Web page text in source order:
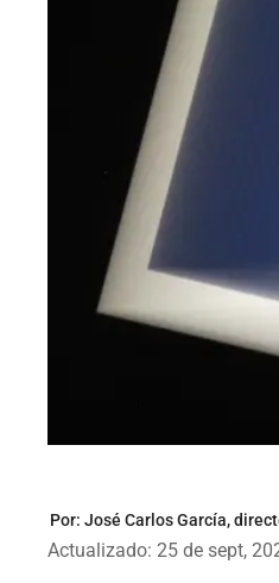
Por: José Carlos García,
Actualizado: 25 de sept,